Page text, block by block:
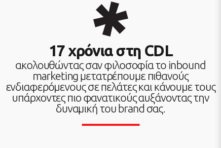
17 χρόνια στη CDL
ακολουθώντας σαν φιλοσοφία το inbound
marketing μετατρέπουμε πιθανούς
ενδιαφερόμενους σε πελάτες και κάνουμε τους
υπάρχοντες πιο φανατικούς αυξάνοντας την
δυναμική του brand σας.